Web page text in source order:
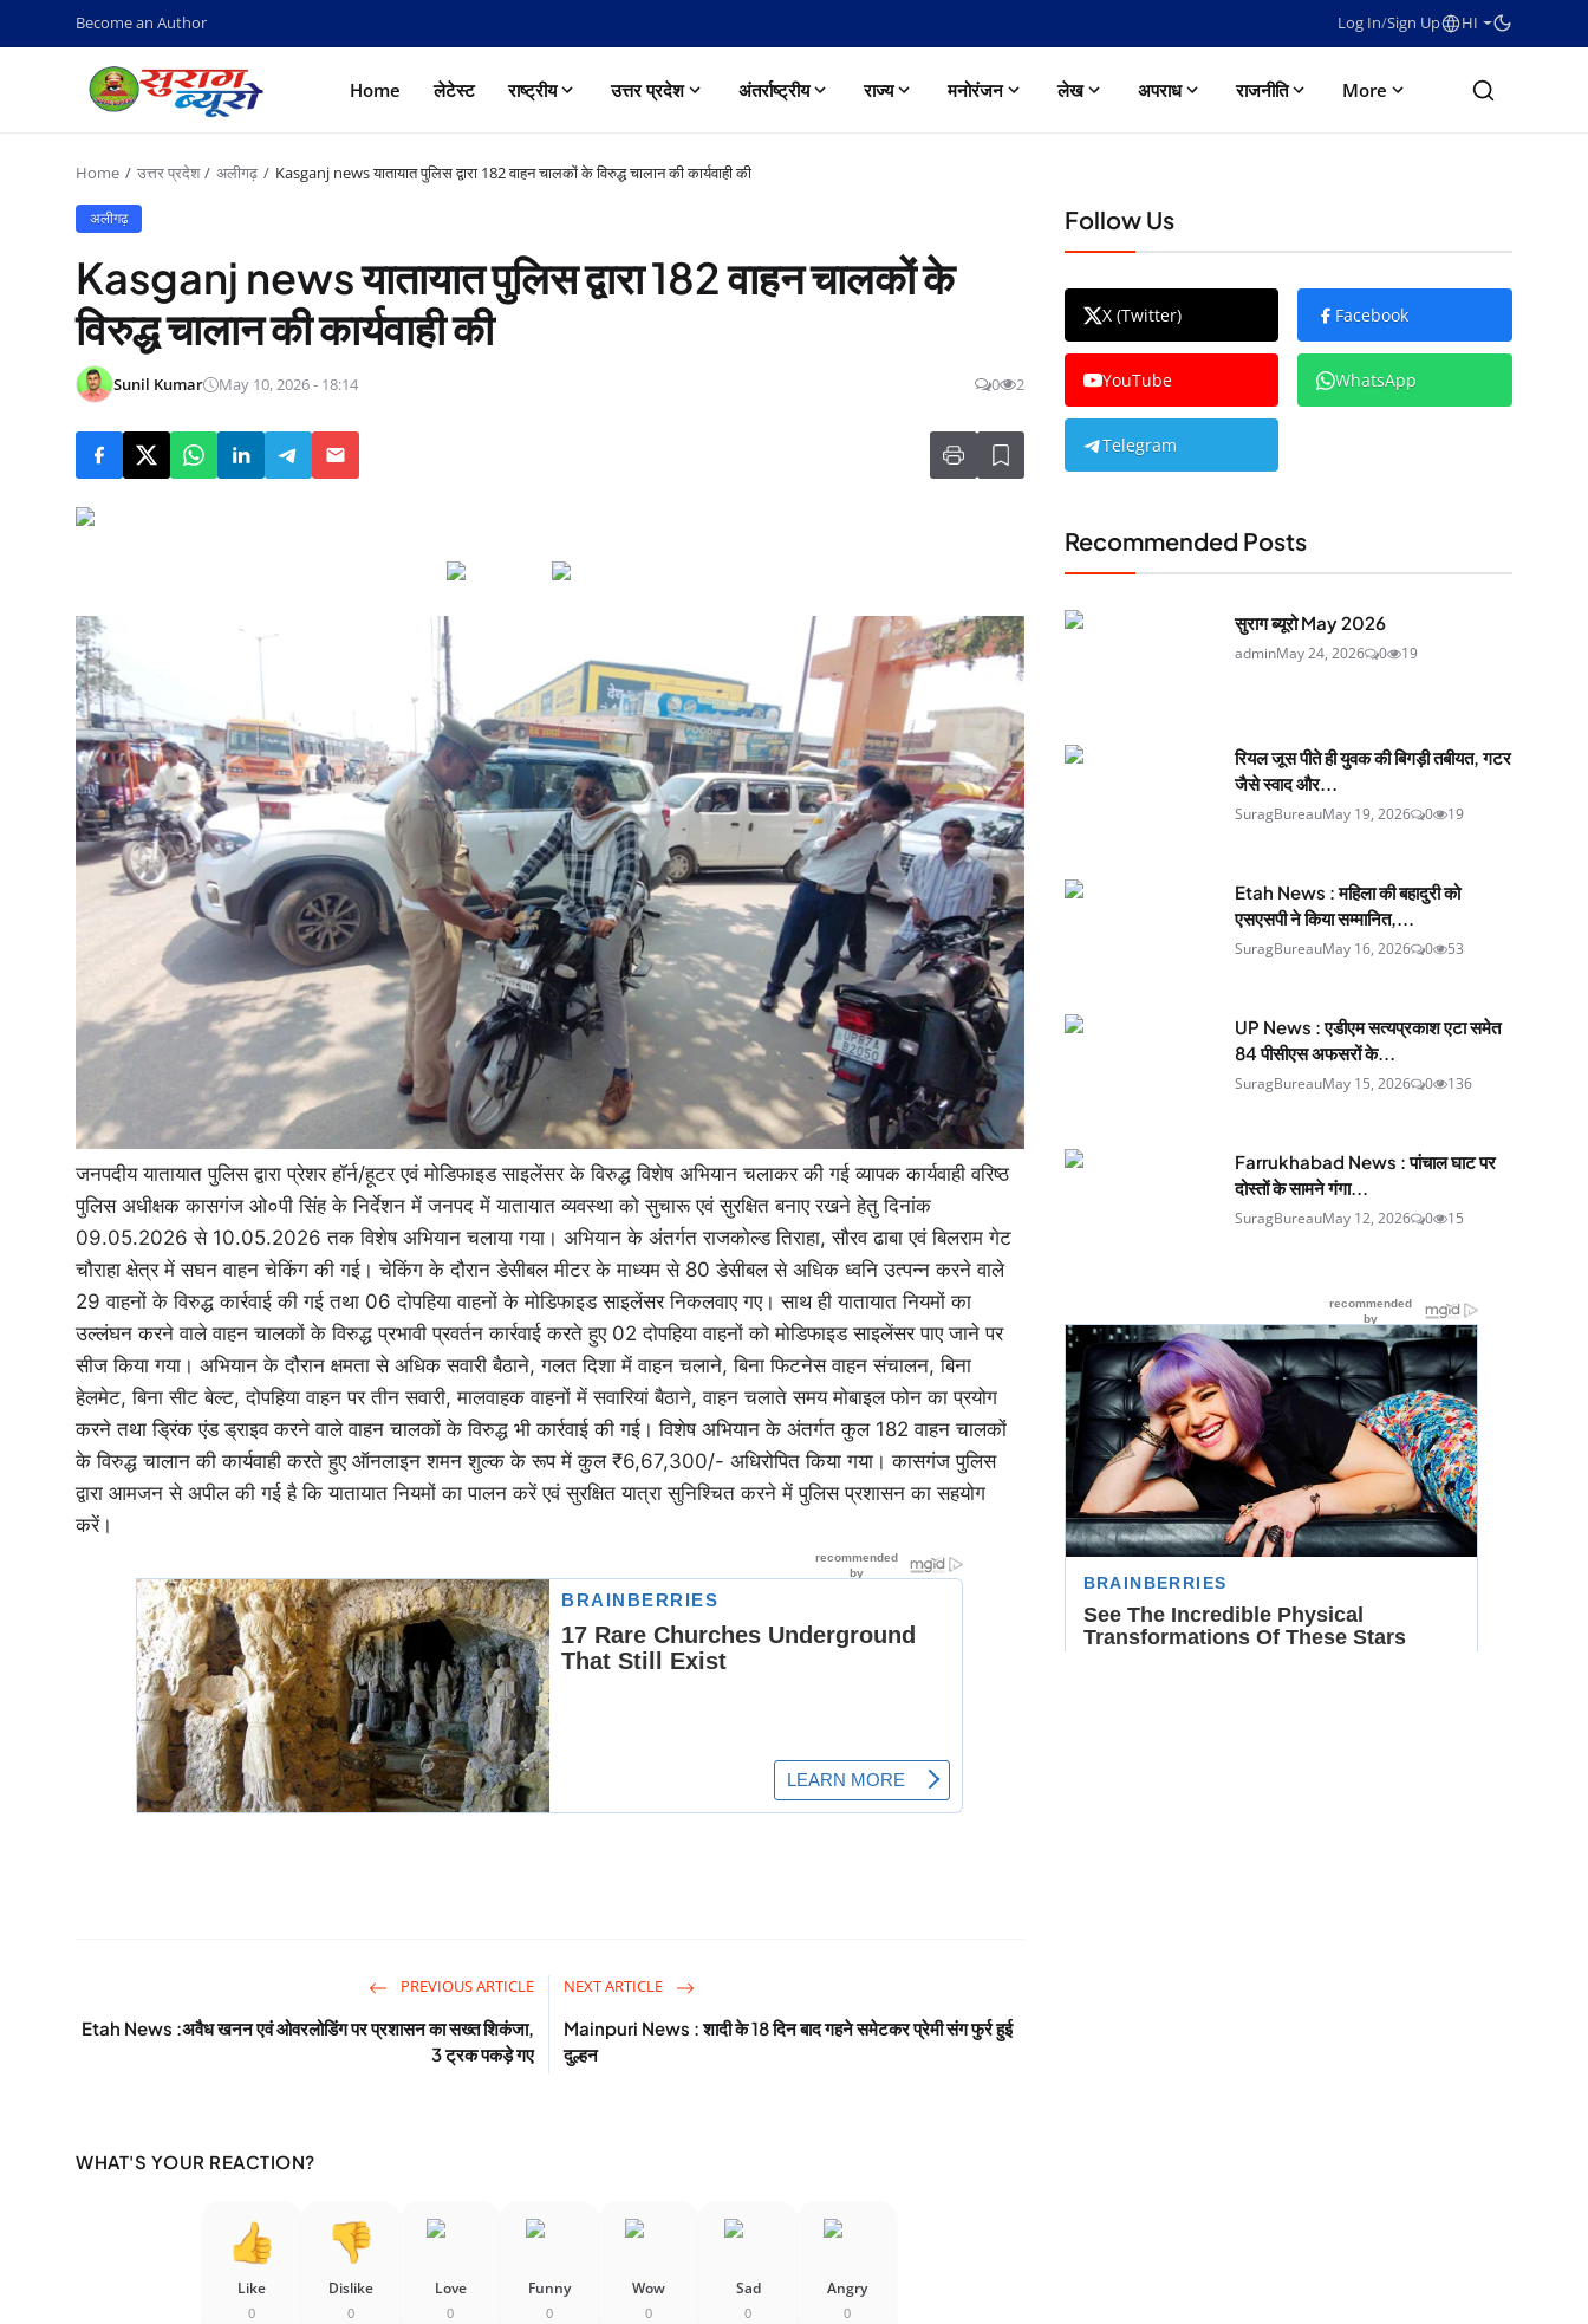
Become an Author Log In/Sign Up HI
Home लेटेस्ट राष्ट्रीय उत्तर प्रदेश अंतर्राष्ट्रीय राज्य मनोरंजन लेख अपराध राजनीति More
Home उत्तर प्रदेश अलीगढ़ Kasganj news यातायात पुलिस द्वारा 182 वाहन चालकों के विरुद्ध चालान की कार्यवाही की
अलीगढ़
Kasganj news यातायात पुलिस द्वारा 182 वाहन चालकों के
विरुद्ध चालान की कार्यवाही की
Sunil Kumar May 10, 2026 - 18:14 0 2
जनपदीय यातायात पुलिस द्वारा प्रेशर हॉर्न/हूटर एवं मोडिफाइड साइलेंसर के विरुद्ध विशेष अभियान चलाकर की गई व्यापक कार्यवाही वरिष्ठ
पुलिस अधीक्षक कासगंज ओ०पी सिंह के निर्देशन में जनपद में यातायात व्यवस्था को सुचारू एवं सुरक्षित बनाए रखने हेतु दिनांक
09.05.2026 से 10.05.2026 तक विशेष अभियान चलाया गया। अभियान के अंतर्गत राजकोल्ड तिराहा, सौरव ढाबा एवं बिलराम गेट
चौराहा क्षेत्र में सघन वाहन चेकिंग की गई। चेकिंग के दौरान डेसीबल मीटर के माध्यम से 80 डेसीबल से अधिक ध्वनि उत्पन्न करने वाले
29 वाहनों के विरुद्ध कार्रवाई की गई तथा 06 दोपहिया वाहनों के मोडिफाइड साइलेंसर निकलवाए गए। साथ ही यातायात नियमों का
उल्लंघन करने वाले वाहन चालकों के विरुद्ध प्रभावी प्रवर्तन कार्रवाई करते हुए 02 दोपहिया वाहनों को मोडिफाइड साइलेंसर पाए जाने पर
सीज किया गया। अभियान के दौरान क्षमता से अधिक सवारी बैठाने, गलत दिशा में वाहन चलाने, बिना फिटनेस वाहन संचालन, बिना
हेलमेट, बिना सीट बेल्ट, दोपहिया वाहन पर तीन सवारी, मालवाहक वाहनों में सवारियां बैठाने, वाहन चलाते समय मोबाइल फोन का प्रयोग
करने तथा ड्रिंक एंड ड्राइव करने वाले वाहन चालकों के विरुद्ध भी कार्रवाई की गई। विशेष अभियान के अंतर्गत कुल 182 वाहन चालकों
के विरुद्ध चालान की कार्यवाही करते हुए ऑनलाइन शमन शुल्क के रूप में कुल ₹6,67,300/- अधिरोपित किया गया। कासगंज पुलिस
द्वारा आमजन से अपील की गई है कि यातायात नियमों का पालन करें एवं सुरक्षित यात्रा सुनिश्चित करने में पुलिस प्रशासन का सहयोग
करें।
PREVIOUS ARTICLE
Etah News :अवैध खनन एवं ओवरलोडिंग पर प्रशासन का सख्त शिकंजा,
3 ट्रक पकड़े गए
NEXT ARTICLE
Mainpuri News : शादी के 18 दिन बाद गहने समेटकर प्रेमी संग फुर्र हुई
दुल्हन
WHAT'S YOUR REACTION?
Like
0
Dislike
0
Love
0
Funny
0
Wow
0
Sad
0
Angry
0
Follow Us
X (Twitter) Facebook
YouTube WhatsApp
Telegram
Recommended Posts
सुराग ब्यूरो May 2026
adminMay 24, 2026 0 19
रियल जूस पीते ही युवक की बिगड़ी तबीयत, गटर
जैसे स्वाद और...
SuragBureauMay 19, 2026 0 19
Etah News : महिला की बहादुरी को
एसएसपी ने किया सम्मानित,...
SuragBureauMay 16, 2026 0 53
UP News : एडीएम सत्यप्रकाश एटा समेत
84 पीसीएस अफसरों के...
SuragBureauMay 15, 2026 0 136
Farrukhabad News : पांचाल घाट पर
दोस्तों के सामने गंगा...
SuragBureauMay 12, 2026 0 15